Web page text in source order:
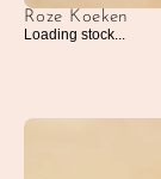
Roze Koeken
Loading stock...